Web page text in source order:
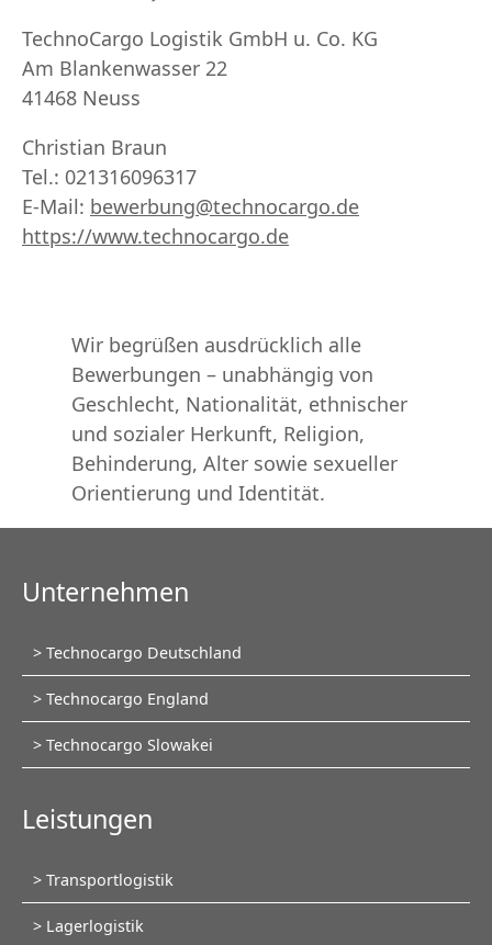
TechnoCargo Logistik GmbH u. Co. KG
Am Blankenwasser 22
41468 Neuss
Christian Braun
Tel.: 021316096317
E-Mail: bewerbung@technocargo.de
https://www.technocargo.de
Wir begrüßen ausdrücklich alle
Bewerbungen – unabhängig von
Geschlecht, Nationalität, ethnischer
und sozialer Herkunft, Religion,
Behinderung, Alter sowie sexueller
Orientierung und Identität.
Unternehmen
Navigation
überspringen
Technocargo Deutschland
Technocargo England
Technocargo Slowakei
Leistungen
Navigation
überspringen
Transportlogistik
Lagerlogistik